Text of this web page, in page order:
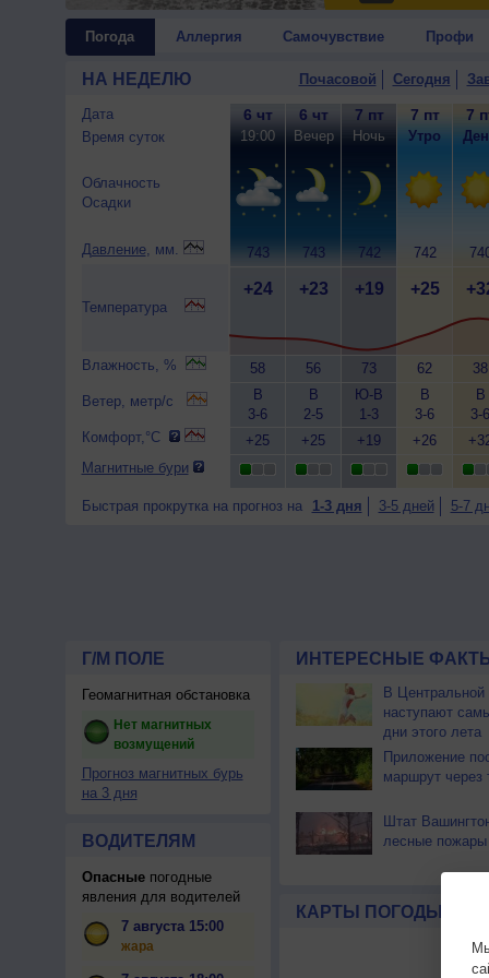
Погода Аллергия Самочувствие Профи
НА НЕДЕЛЮ Почасовой Сегодня
Дата
Время суток
Облачность
Осадки
Давление, мм.
Температура
Влажность, %
Ветер, метр/с
Комфорт,°C
Магнитные бури
6 чт
19:00
743
+24
58
В
3-6
+25
6 чт
Вечер
743
+23
56
В
2-5
+25
7 пт
Ночь
742
+19
73
Ю-В
1-3
+19
7 пт
Утро
742
+25
62
В
3-6
+26
7
38
В
3-6
Быстрая прокрутка на прогноз на 1-3 дня 3-5 дней 5-7
Г/М ПОЛЕ
Геомагнитная обстановка
Нет магнитных
возмущений
Прогноз магнитных бурь
на 3 дня
ВОДИТЕЛЯМ
Опасныепогодные
явления для водителей
7 августа 15:00
жара
ИНТЕРЕСНЫЕ
В Центральной
наступают
дни этого лета
Приложение
маршрут через
Штат
лесные пожары
КАРТЫ ПОГОДЫ